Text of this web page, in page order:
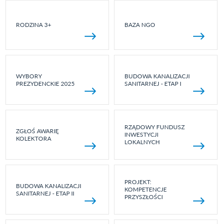
RODZINA 3+ BAZA NGO
WYBORY
PREZYDENCKIE 2025
BUDOWA KANALIZACJI
SANITARNEJ - ETAP I
ZGŁOŚ AWARIĘ
KOLEKTORA
RZĄDOWY FUNDUSZ
INWESTYCJI
LOKALNYCH
BUDOWA KANALIZACJI
SANITARNEJ - ETAP II
PROJEKT:
KOMPETENCJE
PRZYSZŁOŚCI